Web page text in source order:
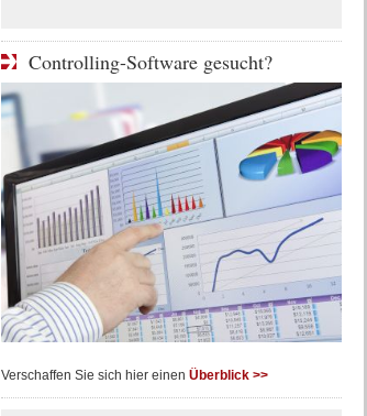
Controlling-Software gesucht?
Verschaffen Sie sich hier einen Überblick >>